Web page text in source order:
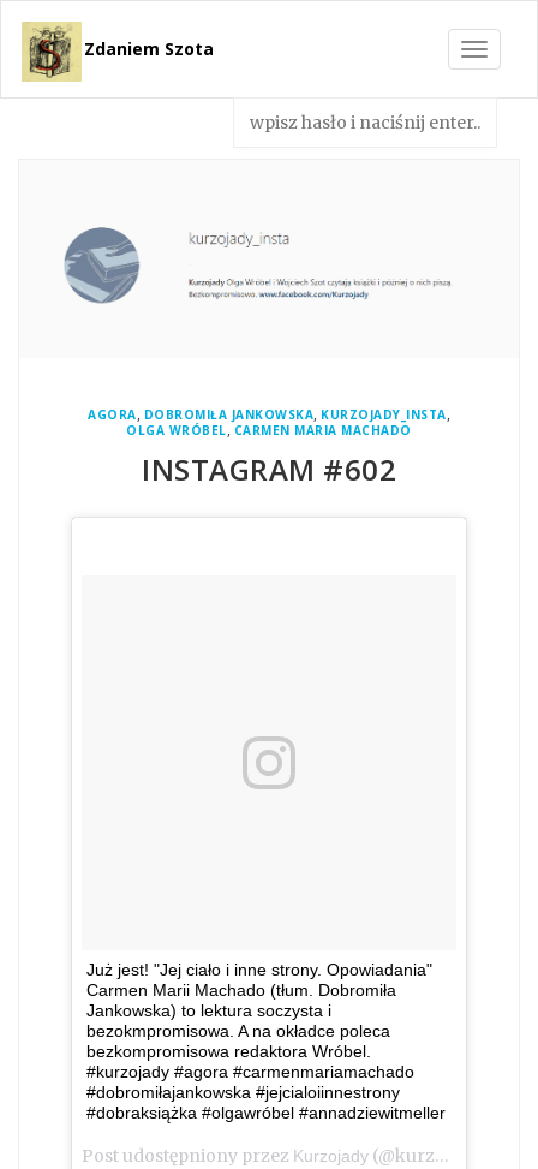
Toggle
Zdaniem Szota
AGORA, DOBROMIŁA JANKOWSKA, KURZOJADY_INSTA,
OLGA WRÓBEL,CARMEN MARIA MACHADO
INSTAGRAM #602
Już jest! "Jej ciało i inne strony. Opowiadania"
Carmen Marii Machado (tłum. Dobromiła
Jankowska) to lektura soczysta i
bezokmpromisowa. A na okładce poleca
bezkompromisowa redaktora Wróbel.
#kurzojady #agora #carmenmariamachado
#dobromiłajankowska #jejcialoiinnestrony
#dobraksiążka #olgawróbel #annadziewitmeller
Post udostępniony przez Kurzojady (@kurzojady_insta)